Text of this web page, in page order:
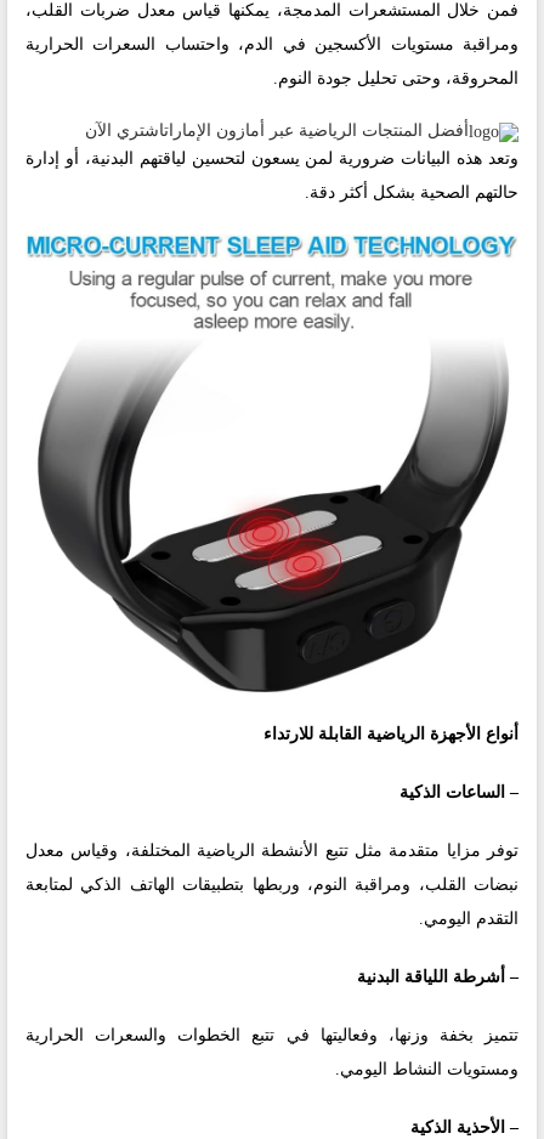
فمن خلال المستشعرات المدمجة، يمكنها قياس معدل ضربات القلب،
ومراقبة مستويات الأكسجين في الدم، واحتساب السعرات الحرارية
المحروقة، وحتى تحليل جودة النوم.
أفضل المنتجات الرياضية عبر أمازون الإماراتاشتري الآن
وتعد هذه البيانات ضرورية لمن يسعون لتحسين لياقتهم البدنية، أو إدارة
حالتهم الصحية بشكل أكثر دقة.
أنواع الأجهزة الرياضية القابلة للارتداء
– الساعات الذكية
توفر مزايا متقدمة مثل تتبع الأنشطة الرياضية المختلفة، وقياس معدل
نبضات القلب، ومراقبة النوم، وربطها بتطبيقات الهاتف الذكي لمتابعة
التقدم اليومي.
– أشرطة اللياقة البدنية
تتميز بخفة وزنها، وفعاليتها في تتبع الخطوات والسعرات الحرارية
ومستويات النشاط اليومي.
– الأحذية الذكية